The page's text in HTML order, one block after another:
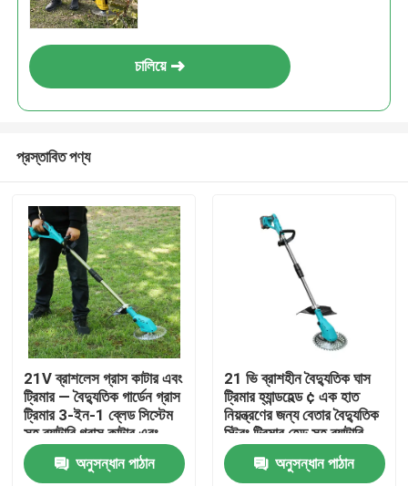
বাড়ি
চালিয়ে
প্রস্তাবিত পণ্য
21V ব্রাশলেস গ্রাস কাটার এবং
ট্রিমার — বৈদ্যুতিক গার্ডেন গ্রাস
ট্রিমার 3-ইন-1 ব্লেড সিস্টেম
সহ ব্যাটারি গ্রাস কাটার এবং
ট্রিমার
অনুসন্ধান পাঠান
21 ভি ব্রাশহীন বৈদ্যুতিক ঘাস
ট্রিমার হ্যান্ডহেল্ড ¢ এক হাত
নিয়ন্ত্রণের জন্য বেতার বৈদ্যুতিক
স্ট্রিং ট্রিমার হেড সহ ব্যাটারি
চালিত আগাছা খাওয়ার
অনুসন্ধান পাঠান